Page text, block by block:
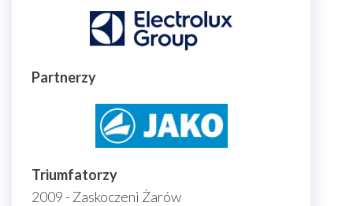
Partnerzy
Triumfatorzy
2009 - Zaskoczeni Żarów